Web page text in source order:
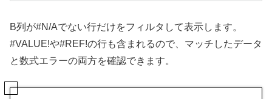
B列が#N/Aでない行だけをフィルタして表示します。
#VALUE!や#REF!の行も含まれるので、マッチしたデータ
と数式エラーの両方を確認できます。